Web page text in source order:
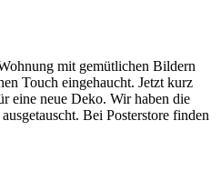
mit gemütlichen Bildern
Touch eingehaucht. Jetzt kurz
eine neue Deko. Wir haben die
Bei Posterstore finden